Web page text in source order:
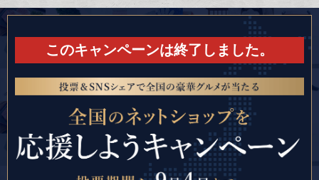
このキャンペーンは終了しました。